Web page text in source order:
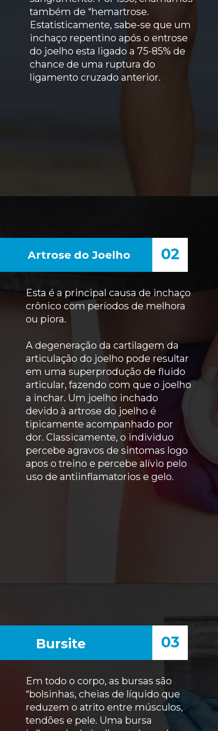
também de “hemartrose.
Estatisticamente, sabe-se que um
inchaço repentino após o entrose
do joelho esta ligado a 75-85% de
chance de uma ruptura do
ligamento cruzado anterior.
Artrose do Joelho
Esta é a principal causa de inchaço
crônico com períodos de melhora
ou piora.
A degeneração da cartilagem da
articulação do joelho pode resultar
em uma superprodução de fluido
articular, fazendo com que o joelho
a inchar. Um joelho inchado
devido à artrose do joelho é
tipicamente acompanhado por
dor. Classicamente, o individuo
percebe agravos de sintomas logo
apos o treino e percebe alívio pelo
uso de antiinflamatorios e gelo.
02
Bursite
Em todo o corpo, as bursas são
“bolsinhas, cheias de líquido que
reduzem o atrito entre músculos,
tendões e pele. Uma bursa
03